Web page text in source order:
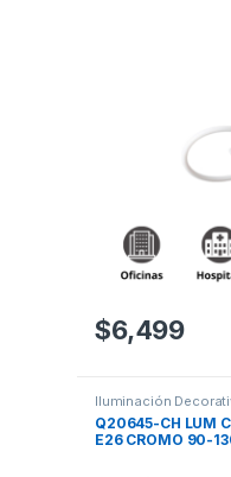
$6,499
Iluminación
Q20645-CH LUM
E26 CROMO 90-